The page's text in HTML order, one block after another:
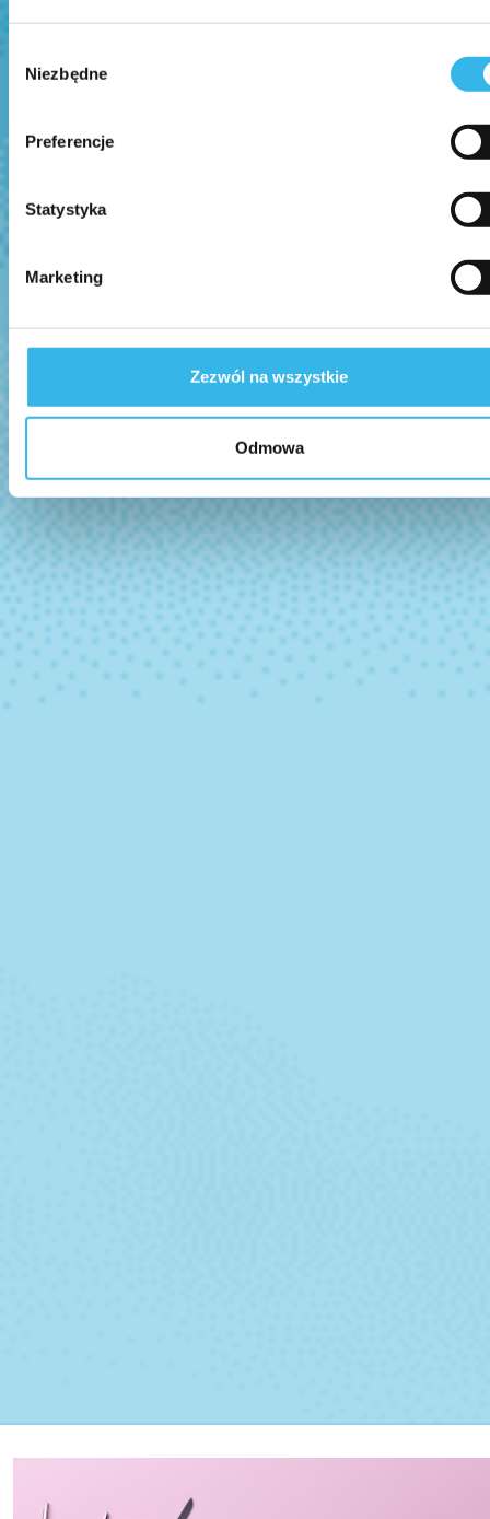
zgody
Niezbędne
Preferencje
Statystyka
Marketing
Zezwól na wszystkie
Odmowa